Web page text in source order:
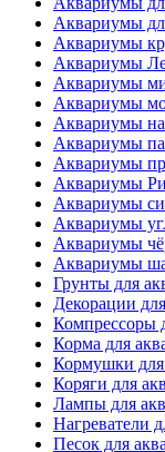
Аквариумы
Аквариумы
Аквариумы
Аквариумы
Аквариумы
Аквариумы
Аквариумы
Аквариумы
Аквариумы
Аквариумы
Аквариумы
Аквариумы
Аквариумы
Грунты для
Декорации
Компрессоры
Корма для
Кормушки для
Коряги для
Лампы для
Нагреватели
Песок для